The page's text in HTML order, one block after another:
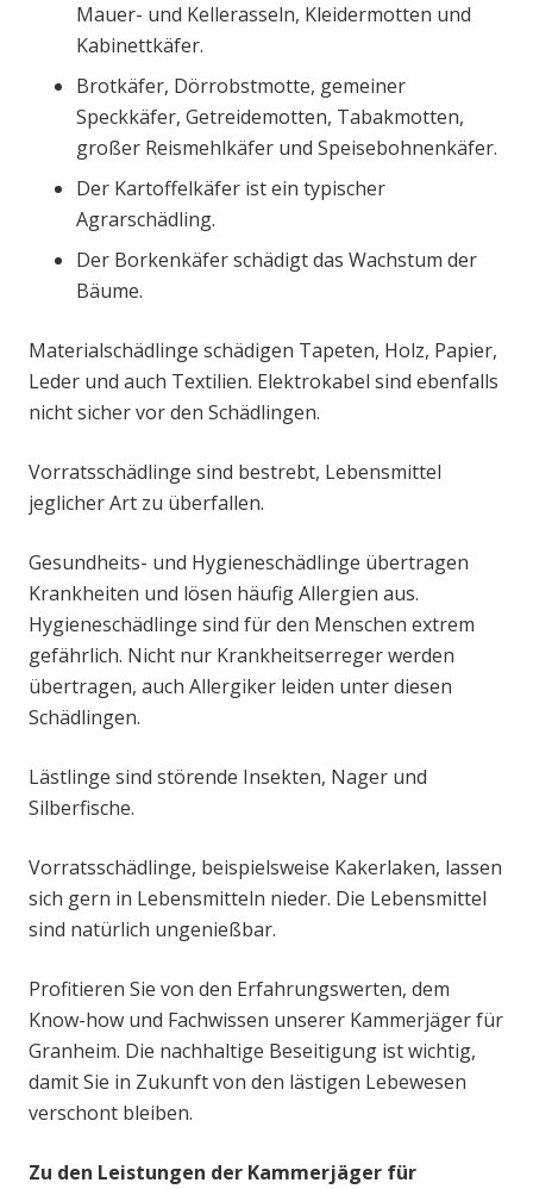
Mauer- und Kellerasseln, Kleidermotten und
Kabinettkäfer.
Brotkäfer, Dörrobstmotte, gemeiner
Speckkäfer, Getreidemotten, Tabakmotten,
großer Reismehlkäfer und Speisebohnenkäfer.
Der Kartoffelkäfer ist ein typischer
Agrarschädling.
Der Borkenkäfer schädigt das Wachstum der
Bäume.
Materialschädlinge schädigen Tapeten, Holz, Papier,
Leder und auch Textilien. Elektrokabel sind ebenfalls
nicht sicher vor den Schädlingen.
Vorratsschädlinge sind bestrebt, Lebensmittel
jeglicher Art zu überfallen.
Gesundheits- und Hygieneschädlinge übertragen
Krankheiten und lösen häufig Allergien aus.
Hygieneschädlinge sind für den Menschen extrem
gefährlich. Nicht nur Krankheitserreger werden
übertragen, auch Allergiker leiden unter diesen
Schädlingen.
Lästlinge sind störende Insekten, Nager und
Silberfische.
Vorratsschädlinge, beispielsweise Kakerlaken, lassen
sich gern in Lebensmitteln nieder. Die Lebensmittel
sind natürlich ungenießbar.
Profitieren Sie von den Erfahrungswerten, dem
Know-how und Fachwissen unserer Kammerjäger für
Granheim. Die nachhaltige Beseitigung ist wichtig,
damit Sie in Zukunft von den lästigen Lebewesen
verschont bleiben.
Zu den Leistungen der Kammerjäger für